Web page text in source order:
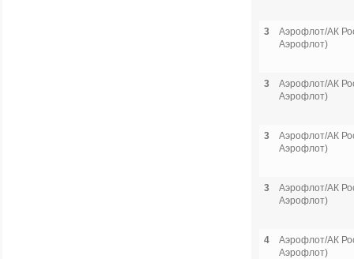
3
Аэрофлот/АК
Аэрофлот)
3
Аэрофлот/АК
Аэрофлот)
3
Аэрофлот/АК
Аэрофлот)
3
Аэрофлот/АК
Аэрофлот)
4
Аэрофлот/АК
Аэрофлот)